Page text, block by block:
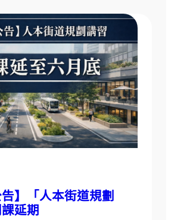
告】「人本街道規劃
延期